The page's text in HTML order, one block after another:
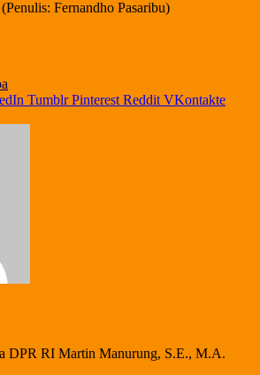
Fernandho Pasaribu)
Tumblr Pinterest Reddit VKontakte
DPR RI Martin Manurung, S.E., M.A.